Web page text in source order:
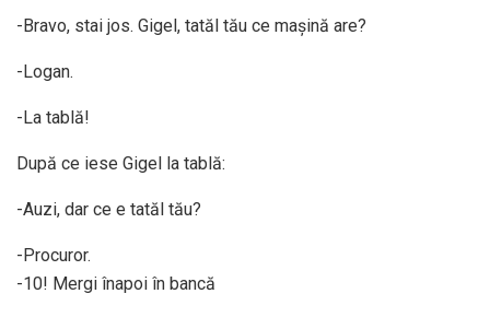
-Bravo, stai jos. Gigel, tatăl tău ce mașină are?
-Logan.
-La tablă!
După ce iese Gigel la tablă:
-Auzi, dar ce e tatăl tău?
-Procuror.
-10! Mergi înapoi în bancă